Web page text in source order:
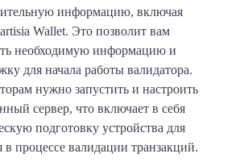
информацию, включая
Wallet. Это позволит вам
необходимую информацию и
для начала работы валидатора.
нужно запустить и настроить
сервер, что включает в себя
подготовку устройства для
в процессе валидации транзакций.